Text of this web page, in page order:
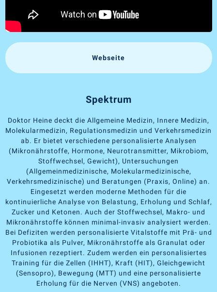
Webseite
Spektrum
Doktor Heine deckt die Allgemeine Medizin, Innere Medizin,
Molekularmedizin, Regulationsmedizin und Verkehrsmedizin
ab. Er bietet verschiedene personalisierte Analysen
(Mikronährstoffe, Hormone, Neurotransmitter, Mikrobiom,
Stoffwechsel, Gewicht), Untersuchungen
(Allgemeinmedizinische, Molekularmedizinische,
Verkehrsmedizinische) und Beratungen (Praxis, Online) an.
Eingesetzt werden moderne Methoden für die
kontinuierliche Analyse von Belastung, Erholung und Schlaf,
Zucker und Ketonen. Auch der Stoffwechsel, Makro- und
Mikronährstoffe können minimal-invasiv analysiert werden.
Bei Defiziten werden personalisierte Vitalstoffe mit Prä- und
Probiotika als Pulver, Mikronährstoffe als Granulat oder
Infusionen rezeptiert. Zudem werden ein personalisiertes
Training für die Zellen (IHHT), Kraft (HIT), Gleichgewicht
(Sensopro), Bewegung (MTT) und eine personalisierte
Erholung für die Nerven (VNS) angeboten.